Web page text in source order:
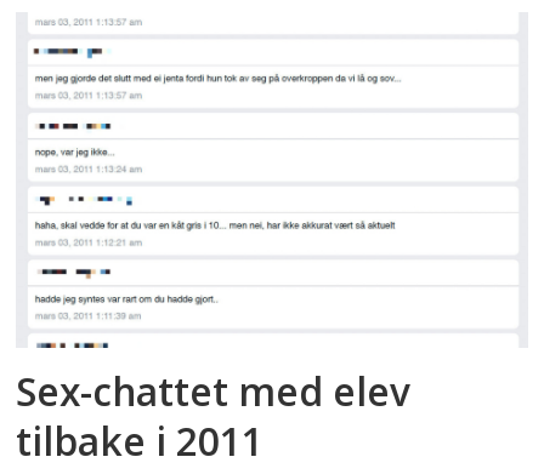
Sex-chattet med elev
tilbake i 2011